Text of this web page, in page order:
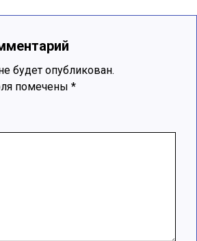
будет опубликован.
помечены *